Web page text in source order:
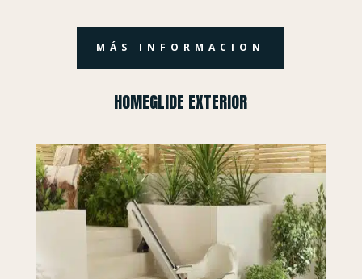
MÁS INFORMACION
HOMEGLIDE EXTERIOR